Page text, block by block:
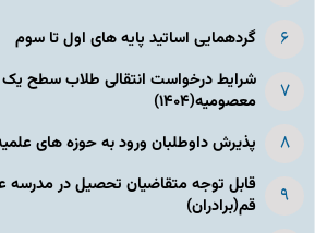
گردهمایی اساتید پایه های اول تا سوم
شرایط درخواست انتقالی طلاب سطح
معصومیه(۱۴۰۴)
پذیرش داوطلبان ورود به حوزه های علمیه ١۴٠۵-
قابل توجه متقاضیان تحصیل در مدرسه
قم(برادران)